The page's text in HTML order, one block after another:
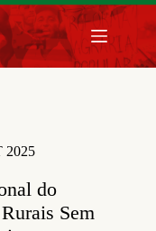
2025
do
Sem